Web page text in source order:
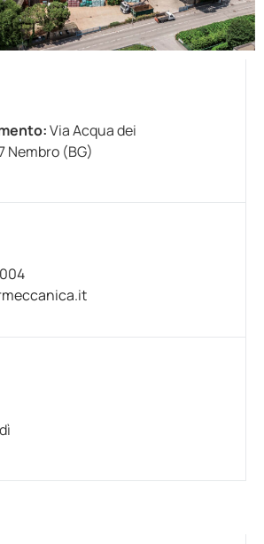
Via Acqua dei
Nembro (BG)